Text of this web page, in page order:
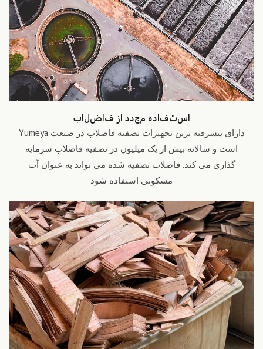
استفاده مجدد از فاضلاب
Yumeya دارای پیشرفته ترین تجهیزات تصفیه فاضلاب در صنعت
است و سالانه بیش از یک میلیون در تصفیه فاضلاب سرمایه
گذاری می کند. فاضلاب تصفیه شده می تواند به عنوان آب
مسکونی استفاده شود